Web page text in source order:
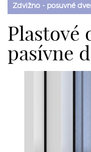
Zdvižno - posuvné
Plastové
pasívne